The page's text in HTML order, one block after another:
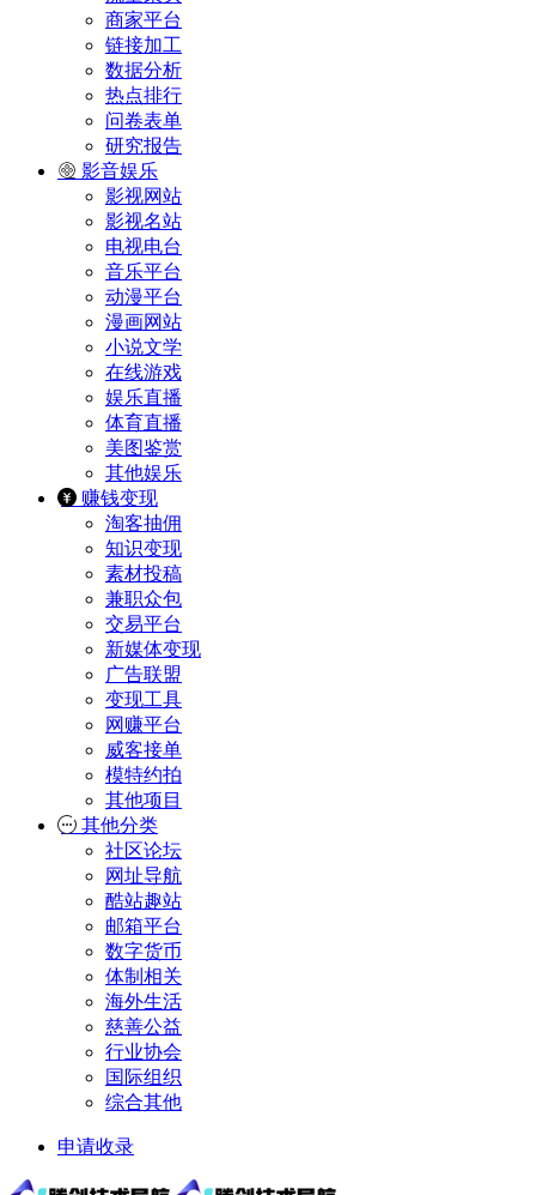
商家平台
链接加工
数据分析
热点排行
问卷表单
研究报告
影音娱乐
影视网站
影视名站
电视电台
音乐平台
动漫平台
漫画网站
小说文学
在线游戏
娱乐直播
体育直播
美图鉴赏
其他娱乐
赚钱变现
淘客抽佣
知识变现
素材投稿
兼职众包
交易平台
新媒体变现
广告联盟
变现工具
网赚平台
威客接单
模特约拍
其他项目
其他分类
社区论坛
网址导航
酷站趣站
邮箱平台
数字货币
体制相关
海外生活
慈善公益
行业协会
国际组织
综合其他
申请收录